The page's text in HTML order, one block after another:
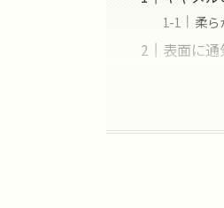
柔ら
表面に